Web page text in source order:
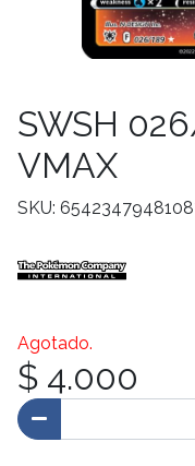
SWSH
VMAX
SKU:
Agotado.
$ 4.000